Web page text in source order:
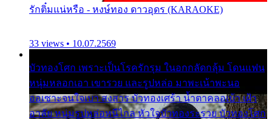
รักติ๋มแน่หรือ - หงษ์ทอง ดาวอุดร (KARAOKE)
33 views • 10.07.2569
บัวทองโศก เพราะเป็นโรครักรุม ในอกกลัดกลุ้ม โดนแฟน
หนุ่มหลอกเอา เขารวย และรูปหล่อ มาพะเน้าพะนอ
ออเซาะจนใจเบา สงสาร บัวทองเศร้า น้ำตาคลอเบ้า เฝ้า
อาลัย หนุ่มรูปหล่อหนีไกล หัวใจบัวทองระรวย บัวทองโศก